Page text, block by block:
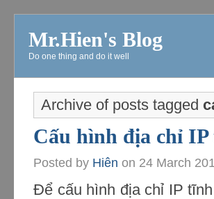
Mr.Hien's Blog
Do one thing and do it well
Archive of posts tagged
Cấu hình địa chỉ
Posted by Hiên on 24 March
Để cấu hình địa chỉ IP